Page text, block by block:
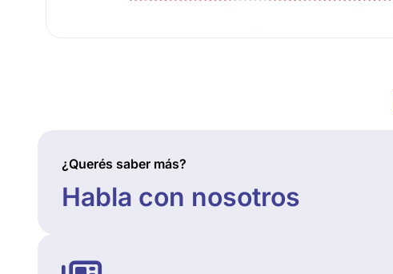
¿Querés saber más?
Habla con nosotros